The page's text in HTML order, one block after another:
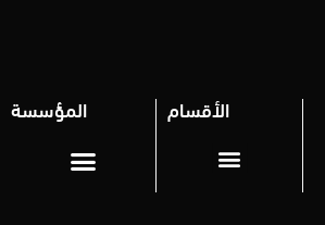
الأقسام المؤسسة